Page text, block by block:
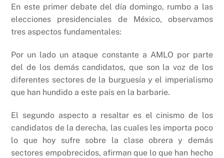
o
o
k
p
p
n
k
En este primer debate del día domingo, rumbo a las
elecciones presidenciales de México, observamos
tres aspectos fundamentales:
Por un lado un ataque constante a AMLO por parte
del de los demás candidatos, que son la voz de los
diferentes sectores de la burguesía y el imperialismo
que han hundido a este país en la barbarie.
El segundo aspecto a resaltar es el cinismo de los
candidatos de la derecha, las cuales les importa poco
lo que hoy sufre sobre la clase obrera y demás
sectores empobrecidos, afirman que lo que han hecho